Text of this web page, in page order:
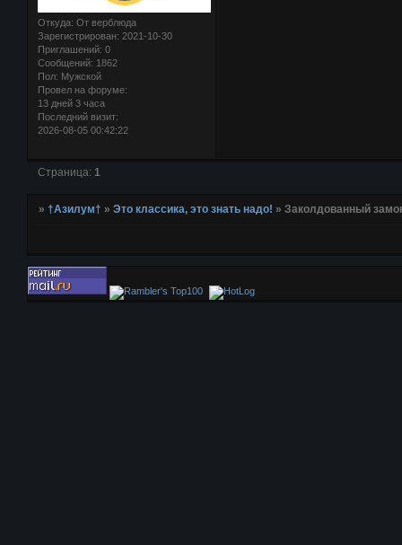
Откуда: От верблюда
Зарегистрирован: 2021-10-30
Приглашений: 0
Сообщений: 1862
Пол: Мужской
Провел на форуме:
13 дней 3 часа
Последний визит:
2026-08-05 00:42:22
Страница: 1
»†Азилум† »Это классика, это знать надо! »Заколдованный